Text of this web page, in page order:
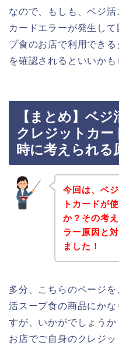
なので、もしも、ベジ
カードエラーが発生し
プ食のお店で利用でき
を確認されるといいかも
【まとめ】ベ
クレジットカー
時に考えられる
今回は、ベ
トカードが
か？その考
ラー原因と
ました！
多分、こちらのページ
活スープ食の商品にか
すが、いかがでしょう
お店でご自身のクレジ